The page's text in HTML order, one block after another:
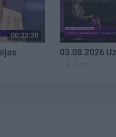
00:22:38
03.08.2026
3. augusts